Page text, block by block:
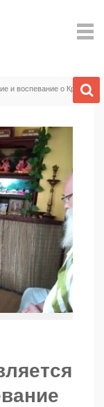
и воспевание о Кришне